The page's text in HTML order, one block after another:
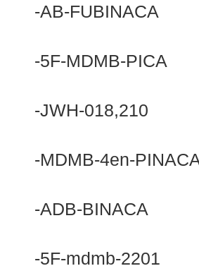
-AB-FUBINACA
-5F-MDMB-PICA
-JWH-018,210
-MDMB-4en-
-ADB-BINACA
-5F-mdmb-2201